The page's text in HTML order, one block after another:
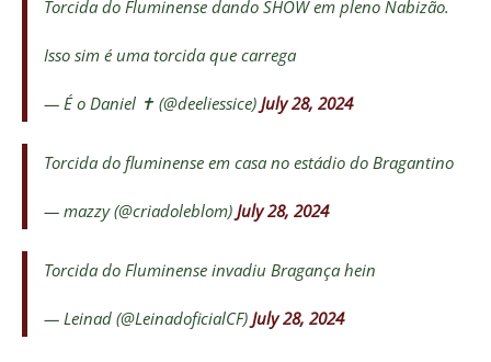
Torcida do Fluminense dando SHOW em pleno Nabizão.
Isso sim é uma torcida que carrega
— É o Daniel ✝️ (@deeliessice) July 28, 2024
Torcida do fluminense em casa no estádio do Bragantino
— mazzy (@criadoleblom) July 28, 2024
Torcida do Fluminense invadiu Bragança hein
— Leinad (@LeinadoficialCF) July 28, 2024